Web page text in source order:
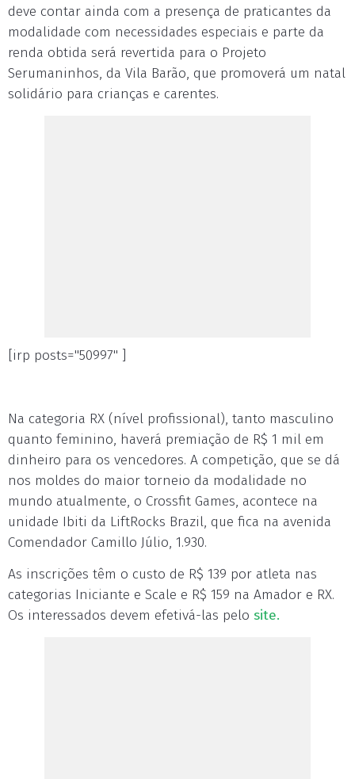
deve contar ainda com a presença de praticantes da
modalidade com necessidades especiais e parte da
renda obtida será revertida para o Projeto
Serumaninhos, da Vila Barão, que promoverá um natal
solidário para crianças e carentes.
[irp posts="50997" ]
Na categoria RX (nível profissional), tanto masculino
quanto feminino, haverá premiação de R$ 1 mil em
dinheiro para os vencedores. A competição, que se dá
nos moldes do maior torneio da modalidade no
mundo atualmente, o Crossfit Games, acontece na
unidade Ibiti da LiftRocks Brazil, que fica na avenida
Comendador Camillo Júlio, 1.930.
As inscrições têm o custo de R$ 139 por atleta nas
categorias Iniciante e Scale e R$ 159 na Amador e RX.
Os interessados devem efetivá-las pelo site.